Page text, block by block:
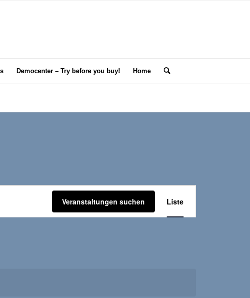
Democenter – Try before you buy! Home
Veranstaltungen suchen
Ansichten-
Liste